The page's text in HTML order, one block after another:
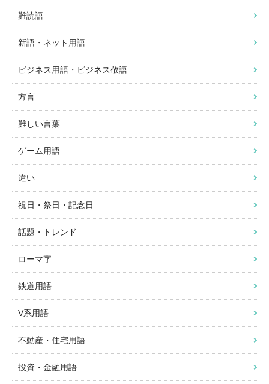
難読語
新語・ネット用語
ビジネス用語・ビジネス敬語
方言
難しい言葉
ゲーム用語
違い
祝日・祭日・記念日
話題・トレンド
ローマ字
鉄道用語
V系用語
不動産・住宅用語
投資・金融用語